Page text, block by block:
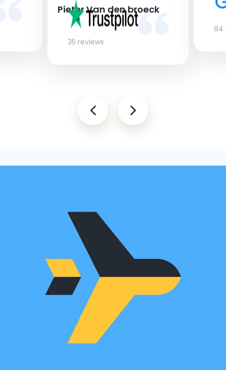
Pieter Van den broeck
35 reviews
84